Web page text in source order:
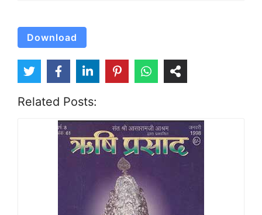
Download
Related Posts: